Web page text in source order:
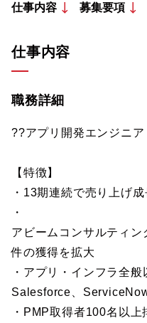
仕事内容 募集要項
仕事内容
職務詳細
??アプリ開発エンジニ
【特徴】
・13期連続で売り上げ
・
アビームコンサルティ
件の獲得を拡大
・アプリ・インフラ全
Salesforce、
・PMP取得者100名以上